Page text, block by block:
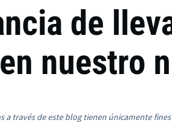
de
nuestro
a través de este blog tienen únicamente